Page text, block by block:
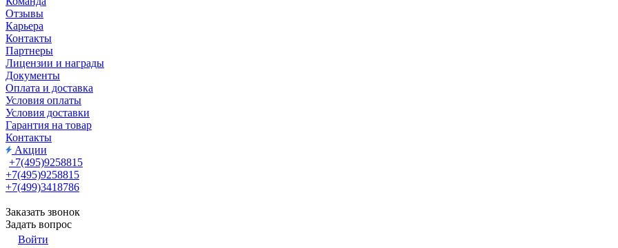
Отзывы
Карьера
Контакты
Партнеры
Лицензии и награды
Документы
Оплата и доставка
Условия оплаты
Условия доставки
Гарантия на товар
Контакты
Акции
+7(495)9258815
+7(495)9258815
+7(499)3418786
Заказать звонок
Задать вопрос
Войти